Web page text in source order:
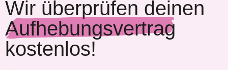
Wir überprüfen deinen
Aufhebungsvertrag
kostenlos!